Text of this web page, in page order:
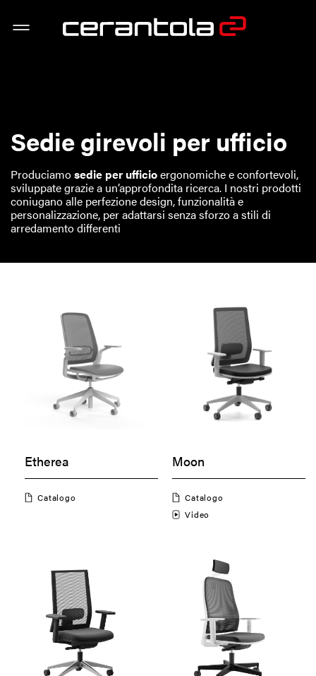
Sedie girevoli per ufficio
Produciamosedie per ufficioergonomiche e confortevoli,
sviluppate grazie a un’approfondita ricerca. I nostri prodotti
coniugano alle perfezione design, funzionalità e
personalizzazione, per adattarsi senza sforzo a stili di
arredamento differenti
Etherea
Catalogo
Moon
Catalogo
Video